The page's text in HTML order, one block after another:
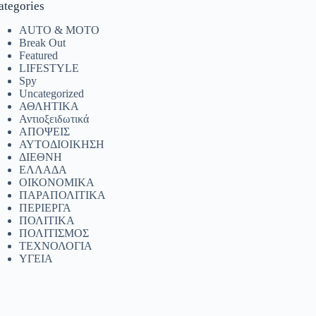
AUTO & MOTO
Break Out
Featured
LIFESTYLE
Spy
Uncategorized
ΑΘΛΗΤΙΚΑ
Αντιοξειδωτικά
ΑΠΟΨΕΙΣ
ΑΥΤΟΔΙΟΙΚΗΣΗ
ΔΙΕΘΝΗ
ΕΛΛΑΔΑ
ΟΙΚΟΝΟΜΙΚΑ
ΠΑΡΑΠΟΛΙΤΙΚΑ
ΠΕΡΙΕΡΓΑ
ΠΟΛΙΤΙΚΑ
ΠΟΛΙΤΙΣΜΟΣ
ΤΕΧΝΟΛΟΓΙΑ
ΥΓΕΙΑ